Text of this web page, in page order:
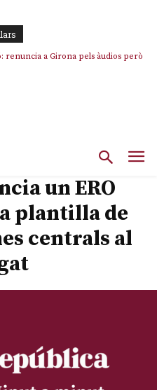
renuncia a Girona pels àudios però
“fora” del repartiment dels menors
un ERO
plantilla de
centrals al